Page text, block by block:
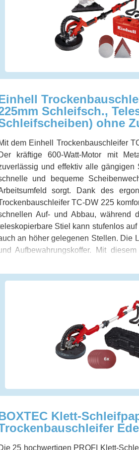
Schleifsch.,
ohne
dem Einhell Trockenbauschleifer
kräftige 600-Watt-Motor mit
und effektiv alle
und bequeme
sorgt. Dank des
TC-DW 225
Auf- und Abbau, während
Stiel kann stufenlos
an höher gelegenen Stellen. Die
Aufbewahrungskoffer. Mit
Klett-
25 hochwertigen PROFI Klett-